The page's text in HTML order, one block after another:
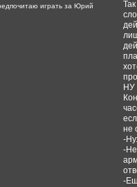
НУ
не
-
-
-